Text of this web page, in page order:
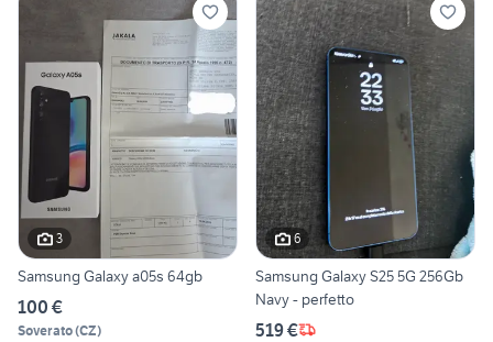
3
Samsung Galaxy a05s 64gb
100 €
Soverato(CZ)
6
Samsung Galaxy S25 5G 256Gb
Navy - perfetto
519 €